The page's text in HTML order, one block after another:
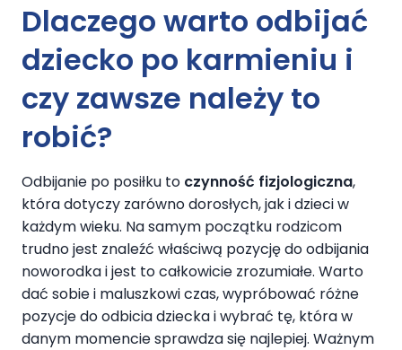
Dlaczego warto odbijać
dziecko po karmieniu i
czy zawsze należy to
robić?
Odbijanie po posiłku to czynność fizjologiczna,
która dotyczy zarówno dorosłych, jak i dzieci w
każdym wieku. Na samym początku rodzicom
trudno jest znaleźć właściwą pozycję do odbijania
noworodka i jest to całkowicie zrozumiałe. Warto
dać sobie i maluszkowi czas, wypróbować różne
pozycje do odbicia dziecka i wybrać tę, która w
danym momencie sprawdza się najlepiej. Ważnym